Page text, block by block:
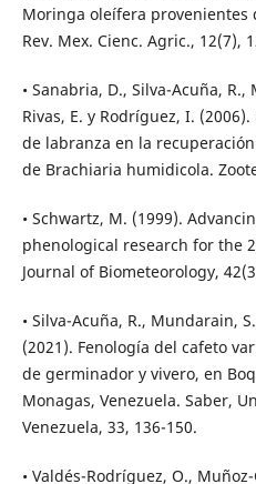
Moringa oleífera provenientes
Rev. Mex. Cienc. Agric., 12(7),
• Sanabria, D., Silva-Acuña,
Rivas, E. y Rodríguez, I.
de labranza en la
de Brachiaria humidicola.
• Schwartz, M. (1999).
phenological research for the
Journal of Biometeorology,
• Silva-Acuña, R., Mundarain,
(2021). Fenología del cafeto
de germinador y vivero, en
Monagas, Venezuela. Saber,
Venezuela, 33, 136-150.
• Valdés-Rodríguez, O.,